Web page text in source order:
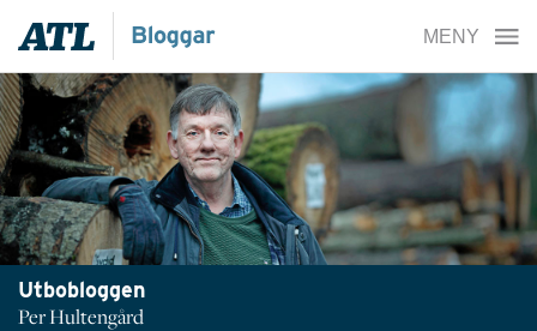
Utbobloggen
Per Hultengård